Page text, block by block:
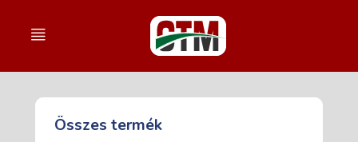
Összes termék